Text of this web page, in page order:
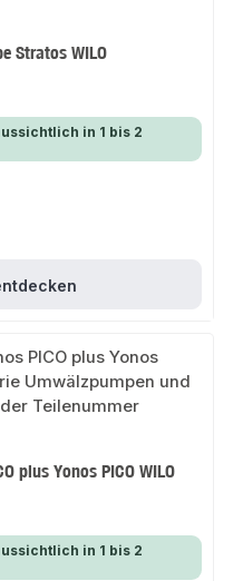
Stratos WILO
in 1 bis 2
plus Yonos PICO WILO
in 1 bis 2